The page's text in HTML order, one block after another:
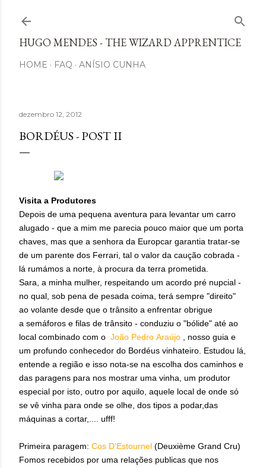
HUGO MENDES - THE WIZARD APPRENTICE
HOME FAQ ANÍSIO CUNHA
dezembro 12, 2012
BORDÉUS - POST II
Visita a Produtores
Depois de uma pequena aventura para levantar um carro
alugado - que a mim me parecia pouco maior que um porta
chaves, mas que a senhora da Europcar garantia tratar-se
de um parente dos Ferrari, tal o valor da caução cobrada -
lá rumámos a norte, à procura da terra prometida.
Sara, a minha mulher, respeitando um acordo pré nupcial -
no qual, sob pena de pesada coima, terá sempre "direito"
ao volante desde que o trânsito a enfrentar obrigue
a semáforos e filas de trânsito - conduziu o "bólide" até ao
local combinado com o João Pedro Araújo , nosso guia e
um profundo conhecedor do Bordéus vinhateiro. Estudou lá,
entende a região e isso nota-se na escolha dos caminhos e
das paragens para nos mostrar uma vinha, um produtor
especial por isto, outro por aquilo, aquele local de onde só
se vê vinha para onde se olhe, dos tipos a podar,das
máquinas a cortar,.... ufff!
Primeira paragem: Cos D'Estournel (Deuxième Grand Cru)
Fomos recebidos por uma relações publicas que nos